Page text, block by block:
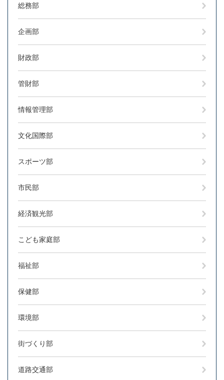
総務部
企画部
財政部
管財部
情報管理部
文化国際部
スポーツ部
市民部
経済観光部
こども家庭部
福祉部
保健部
環境部
街づくり部
道路交通部